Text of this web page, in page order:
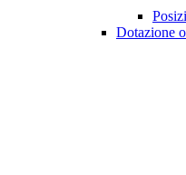
Dotazione